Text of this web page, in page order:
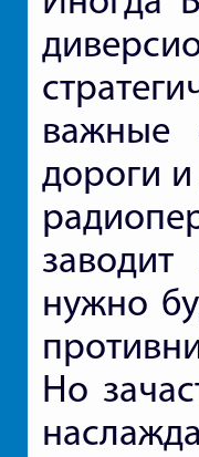
важные
дороги
нужно
Но